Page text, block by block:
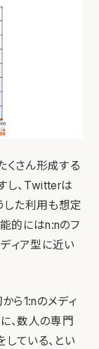
くさん形成する
し、Twitterは
した利用も想定
的にはn:nのフ
ィア型に近い
ら1:nのメディ
、数人の専門
ている、とい